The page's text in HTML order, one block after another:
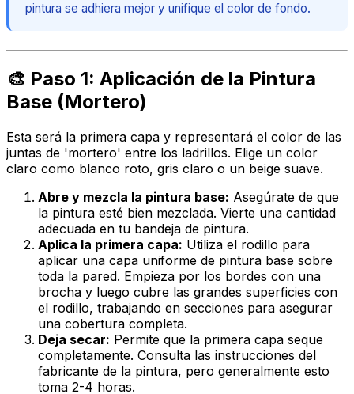
pintura se adhiera mejor y unifique el color de fondo.
🎨 Paso 1: Aplicación de la Pintura
Base (Mortero)
Esta será la primera capa y representará el color de las
juntas de 'mortero' entre los ladrillos. Elige un color
claro como blanco roto, gris claro o un beige suave.
Abre y mezcla la pintura base: Asegúrate de que
la pintura esté bien mezclada. Vierte una cantidad
adecuada en tu bandeja de pintura.
Aplica la primera capa: Utiliza el rodillo para
aplicar una capa uniforme de pintura base sobre
toda la pared. Empieza por los bordes con una
brocha y luego cubre las grandes superficies con
el rodillo, trabajando en secciones para asegurar
una cobertura completa.
Deja secar: Permite que la primera capa seque
completamente. Consulta las instrucciones del
fabricante de la pintura, pero generalmente esto
toma 2-4 horas.